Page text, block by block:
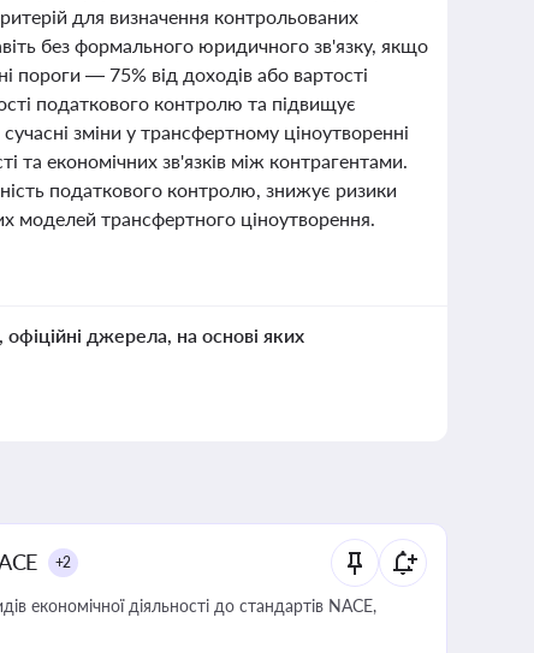
для визначення контрольованих
без формального юридичного зв'язку, якщо
пороги — 75% від доходів або вартості
податкового контролю та підвищує
зміни у трансфертному ціноутворенні
та економічних зв'язків між контрагентами.
податкового контролю, знижує ризики
моделей трансфертного ціноутворення.
джерела, на основі яких
+2
економічної діяльності до стандартів NACE,